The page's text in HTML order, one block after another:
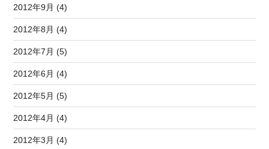
2012年9月 (4)
2012年8月 (4)
2012年7月 (5)
2012年6月 (4)
2012年5月 (5)
2012年4月 (4)
2012年3月 (4)